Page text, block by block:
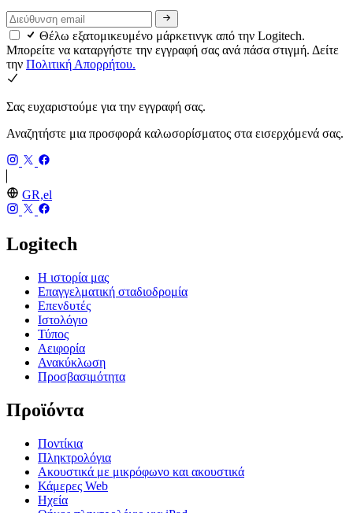
Θέλω εξατομικευμένο μάρκετινγκ από την Logitech.
Μπορείτε να καταργήστε την εγγραφή σας ανά πάσα στιγμή. Δείτε
την Πολιτική Απορρήτου.
Σας ευχαριστούμε για την εγγραφή σας.
Αναζητήστε μια προσφορά καλωσορίσματος στα εισερχόμενά σας.
GR,el
Logitech
Η ιστορία μας
Επαγγελματική σταδιοδρομία
Επενδυτές
Ιστολόγιο
Τύπος
Αειφορία
Ανακύκλωση
Προσβασιμότητα
Προϊόντα
Ποντίκια
Πληκτρολόγια
Ακουστικά με μικρόφωνο και ακουστικά
Κάμερες Web
Ηχεία